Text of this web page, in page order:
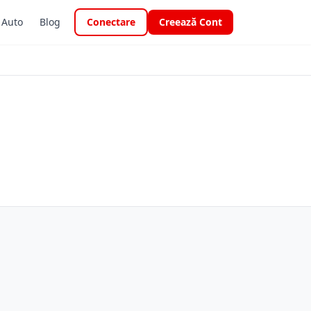
Blog Conectare Creează Cont